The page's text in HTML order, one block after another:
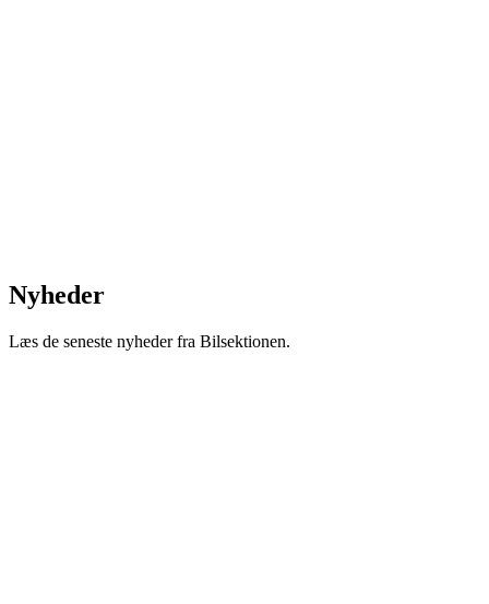
Nyheder
Læs de seneste nyheder fra Bilsektionen.